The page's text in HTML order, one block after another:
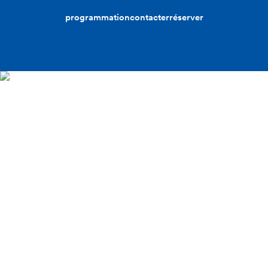
programmationcontacterréserver